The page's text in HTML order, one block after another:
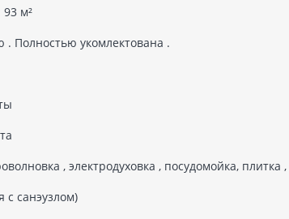
м²
. Полностью укомлектована .
, электродуховка , посудомойка, плитка
с санэузлом)